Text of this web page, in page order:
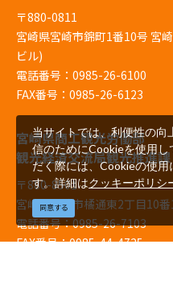
〒880-0811
宮崎県宮崎市錦町1番10号 宮
ビル)
電話番号：0985-26-6100
FAX番号：0985-26-6123
宮崎県商工観光労働部
観光経済交流局観光推進課
〒880-8501
宮崎県宮崎市橘通東2丁目10番
電話番号：0985-26-7103
FAX番号：0985-44-4725
当サイトでは、利便性の向
信のためにCookieを使用し
だく際には、Cookieの使用
す。詳細はクッキーポリシ
同意する